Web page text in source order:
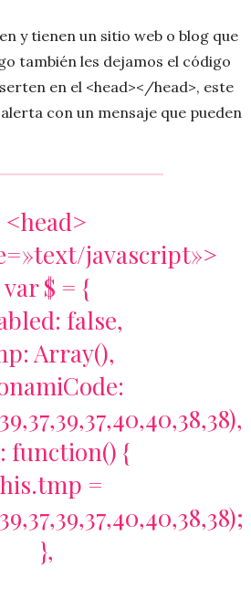
y tienen un sitio web o blog que
también les dejamos el código
en el <head></head>, este
con un mensaje que pueden
<head>
javascript»>
var $ = {
false,
Array(),
function() {
=
},